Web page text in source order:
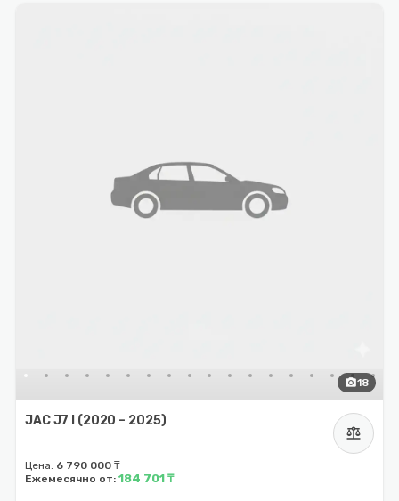
photo_camera18
JAC J7 I (2020 – 2025)
balance
Цена: 6 790 000 ₸
Ежемесячно от: 184 701 ₸